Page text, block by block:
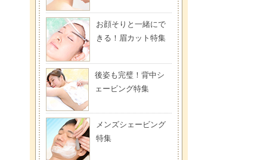
お顔そりと一緒にで
きる！眉カット特集
後姿も完璧！背中シ
ェービング特集
メンズシェービング
特集